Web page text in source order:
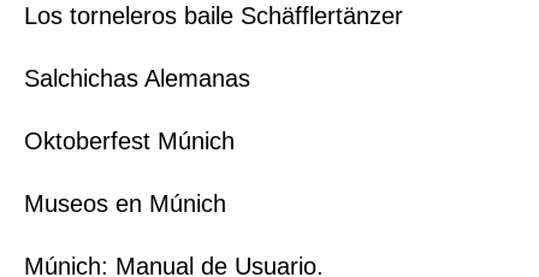
Los torneleros baile Schäfflertänzer
Salchichas Alemanas
Oktoberfest Múnich
Museos en Múnich
Múnich: Manual de Usuario.